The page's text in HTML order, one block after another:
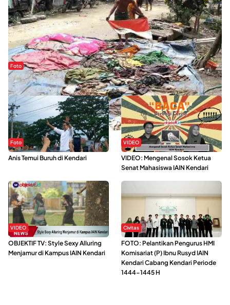
Foto
Sejak Banjir Bandang, Warga Butuhkan Air Bersih
Foto
Anis Temui Buruh di Kendari
VIDEO
VIDEO: Mengenal Sosok Ketua
Senat Mahasiswa IAIN Kendari
VIDEO
OBJEKTIF TV: Style Sexy Alluring
Menjamur di Kampus IAIN Kendari
Civitas
FOTO: Pelantikan Pengurus HMI
Komisariat (P) Ibnu Rusyd IAIN
Kendari Cabang Kendari Periode
1444-1445 H